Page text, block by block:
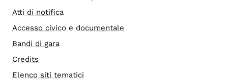
Atti di notifica
Accesso civico e documentale
Bandi di gara
Credits
Elenco siti tematici